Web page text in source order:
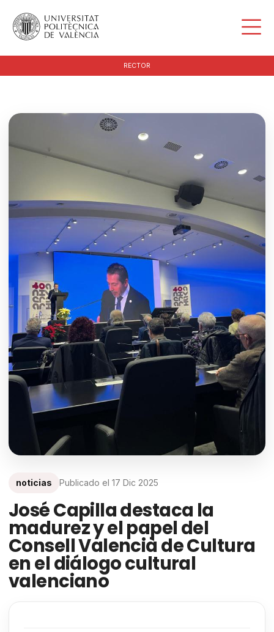
RECTOR
noticias Publicado el 17 Dic 2025
José Capilla destaca la
madurez y el papel del
Consell Valencià de Cultura
en el diálogo cultural
valenciano